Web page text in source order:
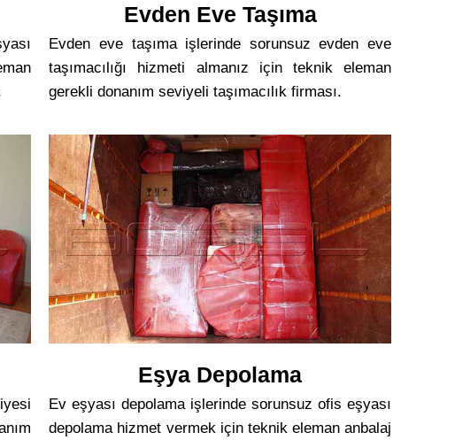
Evden Eve Taşıma
Evden eve taşıma işlerinde sorunsuz evden eve
taşımacılığı hizmeti almanız için teknik eleman
gerekli donanım seviyeli taşımacılık firması.
Eşya Depolama
Ev eşyası depolama işlerinde sorunsuz ofis eşyası
depolama hizmet vermek için teknik eleman anbalaj